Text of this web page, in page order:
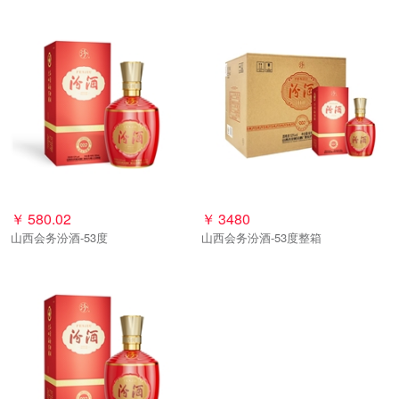
￥ 580.02
山西会务汾酒-53度
￥ 3480
山西会务汾酒-53度整箱